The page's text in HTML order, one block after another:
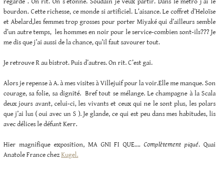
bourdon. Cette richesse, ce monde si artificiel. L’aisance. Le coffret d’Heloïse
et Abelard,les femmes trop grosses pour porter Miyaké qui d’ailleurs semble
d’un autre temps, les hommes en noir pour le service-combien sont-ils??? Je
me dis que j’ai aussi de la chance, qu’il faut savourer tout.
Je retrouve R au bistrot. Puis d’autres. On rit. C’est gai.
Alors je repense à A. à mes visites à Villejuif pour la voir.Elle me manque. Son
courage, sa folie, sa dignité. Bref tout se mélange. Le champagne à la Scala
deux jours avant, celui-ci, les vivants et ceux qui ne le sont plus, les polars
que j’ai lus ( oui avec un S ). Je glande, ce qui est peu dans mes habitudes, lis
avec délices le défunt Kerr.
Hier magnifique exposition, MA GNI FI QUE….Complètement piqué. Quai
Anatole France chezKugel.